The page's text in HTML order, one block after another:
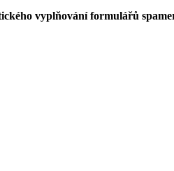
vyplňování formulářů